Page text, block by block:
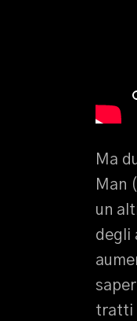
Ma
Man
un
degli
tratti